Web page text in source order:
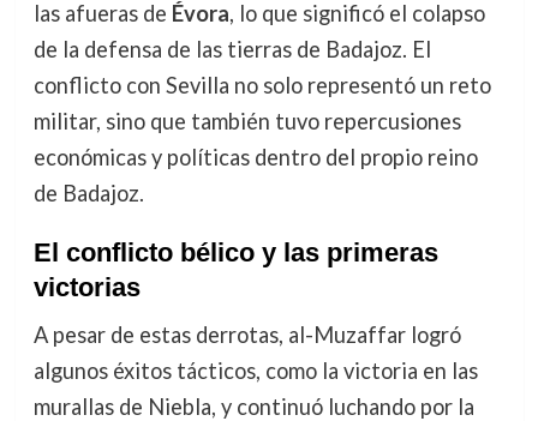
las afueras de Évora, lo que significó el colapso
de la defensa de las tierras de Badajoz. El
conflicto con Sevilla no solo representó un reto
militar, sino que también tuvo repercusiones
económicas y políticas dentro del propio reino
de Badajoz.
El conflicto bélico y las primeras
victorias
A pesar de estas derrotas, al-Muzaffar logró
algunos éxitos tácticos, como la victoria en las
murallas de Niebla, y continuó luchando por la